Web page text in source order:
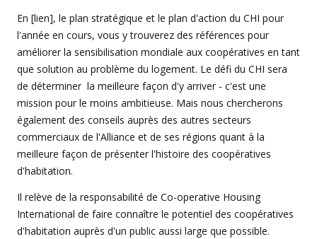
En [lien], le plan stratégique et le plan d'action du CHI pour
l'année en cours, vous y trouverez des références pour
améliorer la sensibilisation mondiale aux coopératives en tant
que solution au problème du logement. Le défi du CHI sera
de déterminer la meilleure façon d'y arriver - c'est une
mission pour le moins ambitieuse. Mais nous chercherons
également des conseils auprès des autres secteurs
commerciaux de l'Alliance et de ses régions quant à la
meilleure façon de présenter l'histoire des coopératives
d'habitation.
Il relève de la responsabilité de Co-operative Housing
International de faire connaître le potentiel des coopératives
d'habitation auprès d'un public aussi large que possible.